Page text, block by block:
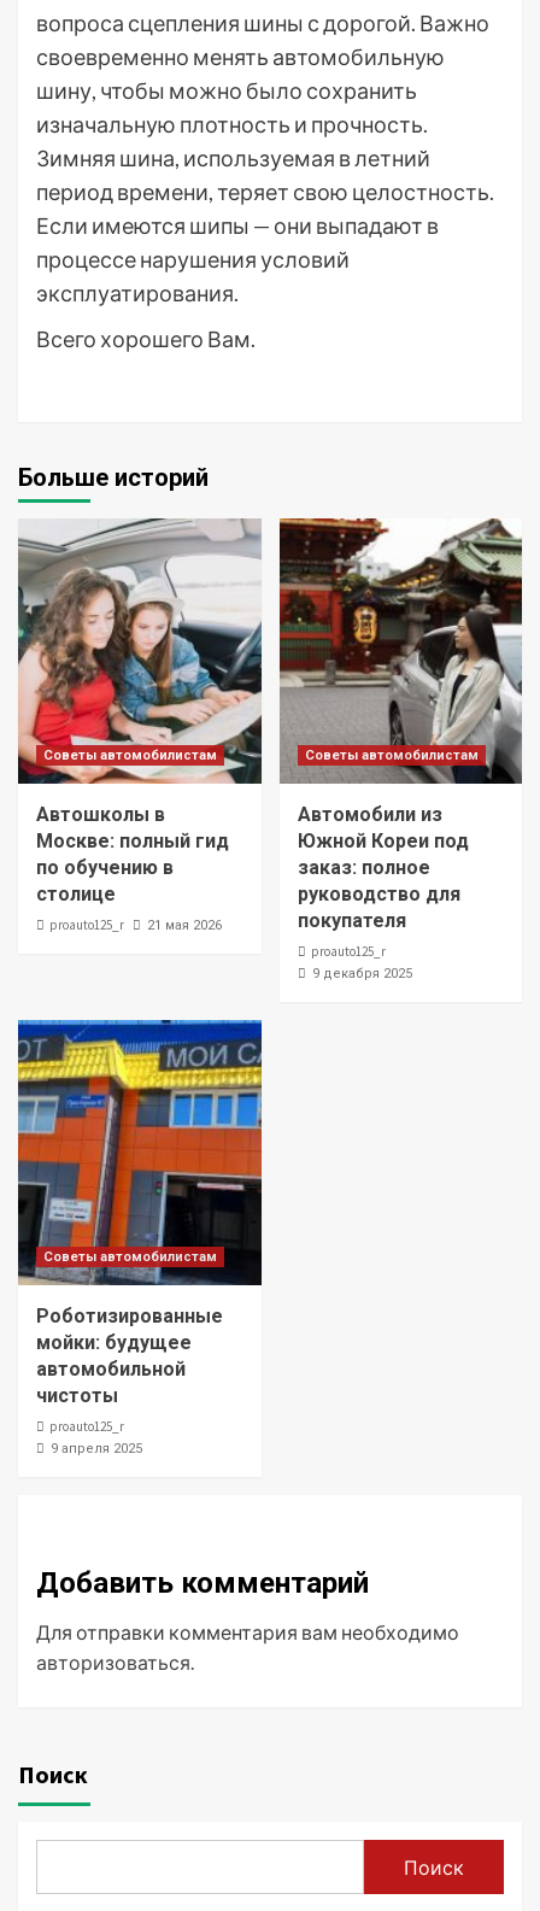
вопроса сцепления шины с дорогой. Важно
своевременно менять автомобильную
шину, чтобы можно было сохранить
изначальную плотность и прочность.
Зимняя шина, используемая в летний
период времени, теряет свою целостность.
Если имеются шипы — они выпадают в
процессе нарушения условий
эксплуатирования.
Всего хорошего Вам.
Больше историй
Советы автомобилистам
Автошколы в
Москве: полный гид
по обучению в
столице
proauto125_r 21 мая 2026
Советы автомобилистам
Автомобили из
Южной Кореи под
заказ: полное
руководство для
покупателя
proauto125_r
9 декабря 2025
Советы автомобилистам
Роботизированные
мойки: будущее
автомобильной
чистоты
proauto125_r
9 апреля 2025
Добавить комментарий
Для отправки комментария вам необходимо
авторизоваться.
Поиск
Поиск